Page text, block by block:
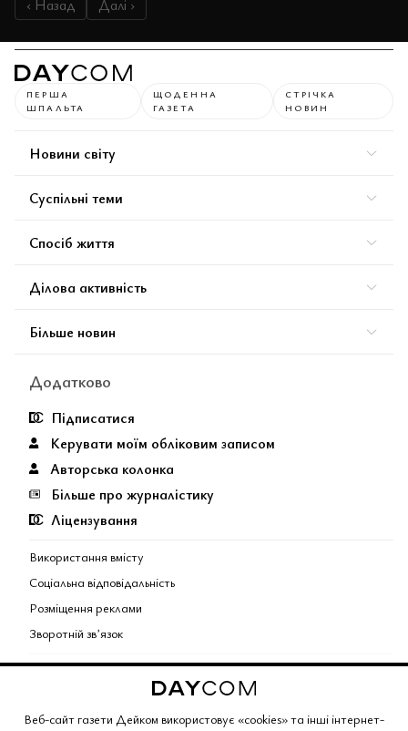
Веб-сайт газети Дейком використовує «cookies» та інші інтернет-
‹ Назад Далі ›
ПЕРША
ШПАЛЬТА
ЩОДЕННА
ГАЗЕТА
СТРІЧКА
НОВИН
Новини світу
Суспільні теми
Спосіб життя
Ділова активність
Більше новин
Додатково
Підписатися
Керувати моїм обліковим записом
Авторська колонка
Більше про журналістику
Ліцензування
Використання вмісту
Соціальна відповідальність
Розміщення реклами
Зворотній звʼязок
Поєднані теми газети
Copyright © 2026 Газета Дейком . Всі права захищено.